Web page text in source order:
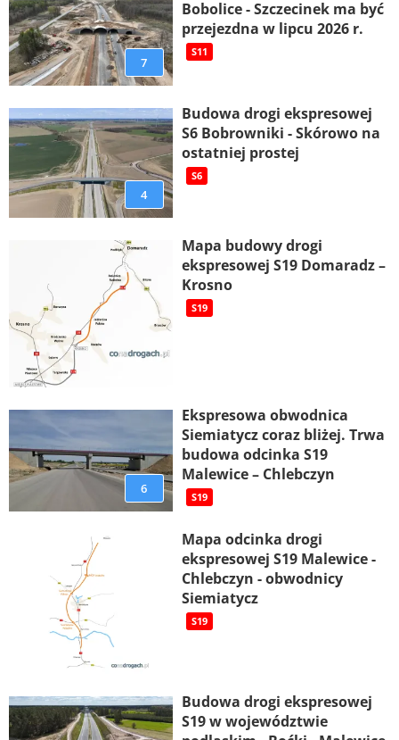
7
Bobolice - Szczecinek ma być
przejezdna w lipcu 2026 r.
S11
4
Budowa drogi ekspresowej
S6 Bobrowniki - Skórowo na
ostatniej prostej
S6
Mapa budowy drogi
ekspresowej S19 Domaradz –
Krosno
S19
6
Ekspresowa obwodnica
Siemiatycz coraz bliżej. Trwa
budowa odcinka S19
Malewice – Chlebczyn
S19
Mapa odcinka drogi
ekspresowej S19 Malewice -
Chlebczyn - obwodnicy
Siemiatycz
S19
Budowa drogi ekspresowej
S19 w województwie